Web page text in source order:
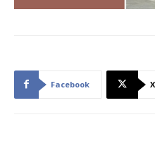
Facebook X